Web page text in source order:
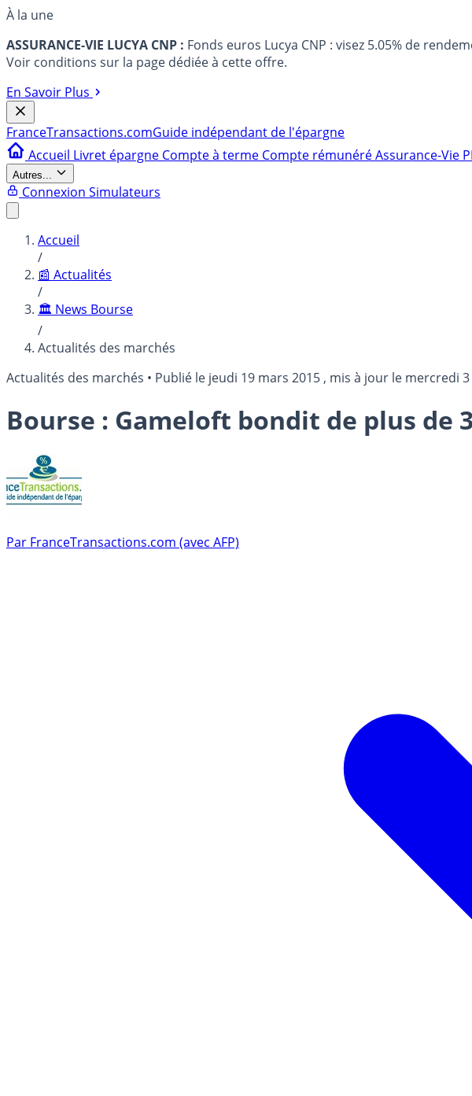
À la une
ASSURANCE-VIE LUCYA CNP : Fonds euros Lucya CNP : visez 5.05% de
Voir conditions sur la page dédiée à cette offre.
En Savoir Plus
FranceTransactions.comGuide indépendant de l'épargne
Accueil Livret épargne Compte à terme Compte rémunéréAssurance-Vie
Autres...
Connexion Simulateurs
Accueil
/
📰 Actualités
/
🏛️ News Bourse
/
Actualités des marchés
Actualités des marchés • Publié le jeudi 19 mars 2015 , mis à jour le mercredi 3
Bourse : Gameloft bondit de plus de
Par FranceTransactions.com (avec AFP)